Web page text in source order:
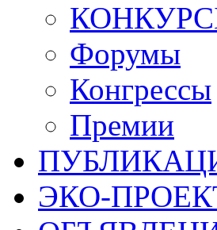
Форумы
Конгрессы
Премии
ЭКО-